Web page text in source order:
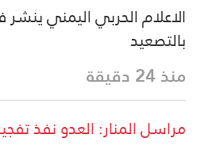
الاعلام الحربي اليمني ينشر
بالتصعيد
منذ 24 دقيقة
مراسل المنار: العدو نفذ